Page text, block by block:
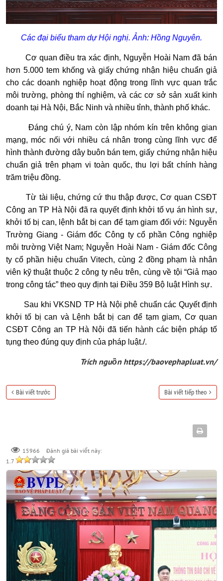
Các đại biểu tham dự Hội nghị. Ảnh: Hồng Nguyên.
Cơ quan điều tra xác định, Nguyễn Hoài Nam đã bán
hơn 5.000 tem khống và giấy chứng nhận hiệu chuẩn giả
cho các doanh nghiệp hoạt động trong lĩnh vực quan trắc
môi trường, phòng thí nghiệm, và các cơ sở sản xuất kinh
doanh tại Hà Nội, Bắc Ninh và nhiều tỉnh, thành phố khác.
Đáng chú ý, Nam còn lập nhóm kín trên không gian
mạng, móc nối với nhiều cá nhân trong cùng lĩnh vực để
hình thành đường dây buôn bán tem, giấy chứng nhận hiệu
chuẩn giả trên phạm vi toàn quốc, thu lợi bất chính hàng
trăm triệu đồng.
Từ tài liệu, chứng cứ thu thập được, Cơ quan CSĐT
Công an TP Hà Nội đã ra quyết định khởi tố vụ án hình sự,
khởi tố bị can, lệnh bắt bị can để tạm giam đối với: Nguyễn
Trường Giang - Giám đốc Công ty cổ phần Công nghiệp
môi trường Việt Nam; Nguyễn Hoài Nam - Giám đốc Công
ty cổ phần hiệu chuẩn Vitech, cùng 2 đồng phạm là nhân
viên kỹ thuật thuộc 2 công ty nêu trên, cùng về tội “Giả mạo
trong công tác” theo quy định tại Điều 359 Bộ luật Hình sự.
Sau khi VKSND TP Hà Nội phê chuẩn các Quyết định
khởi tố bị can và Lệnh bắt bị can để tạm giam, Cơ quan
CSĐT Công an TP Hà Nội đã tiến hành các biện pháp tố
tụng theo đúng quy định của pháp luật./.
Trích nguồn https://baovephapluat.vn/
Bài viết trước Bài viết tiếp theo
15966
Đánh giá bài viết này:
1.7